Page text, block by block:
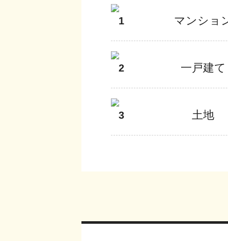
1 マンショ
2 一戸建て
3 土地